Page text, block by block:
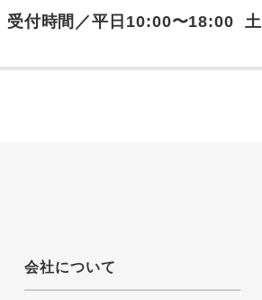
受付時間／平日10:00〜18:00
会社について